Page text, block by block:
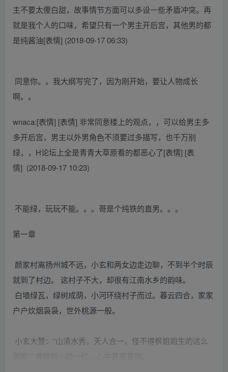
主不要太傻白甜，故事情节方面可以多设一些矛盾冲突。再
就是我个人的口味，希望只有一个男主开后宫，其他男的都
是纯酱油[表情] (2018-09-17 06:33)
同意你。。我大纲写完了，因为刚开始，要让人物成长
啊。。
wnaca:[表情] [表情] 非常同意楼上的观点，，可以给男主多
多开后宫，男主以外男角色不须要过多描写，也千万别
绿，，H论坛上全是青青大草原看的都恶心了[表情] [表
情] (2018-09-17 10:23)
不能绿，玩玩不能。。。哥是个纯铁的直男。。。
第一章
颜家村离扬州城不远，小玄和两女边走边聊，不到半个时辰
就到了村边。 这村子不大，却很有江南水乡的韵味。
白墙绿瓦，绿树成荫，小河环绕村子而过。暮云四合，家家
户户炊烟袅袅，世外桃源一般。
小玄大赞：“山清水秀，天人合一，怪不得枫姐姐生的这么